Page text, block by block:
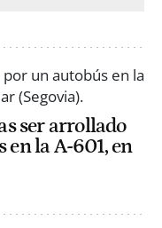
ser arrollado
la A-601, en